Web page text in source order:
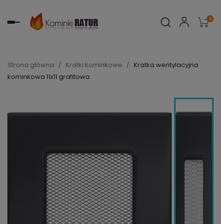
Toggle 0
Strona główna Kratki kominkowe
Kratka wentylacyjna
kominkowa 11x11 grafitowa